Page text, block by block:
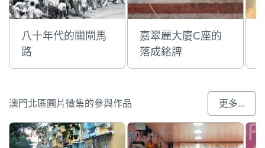
八十年代的關閘馬
路
嘉翠麗大廈C座的
落成銘牌
澳門北區圖片徵集的參與作品 更多...